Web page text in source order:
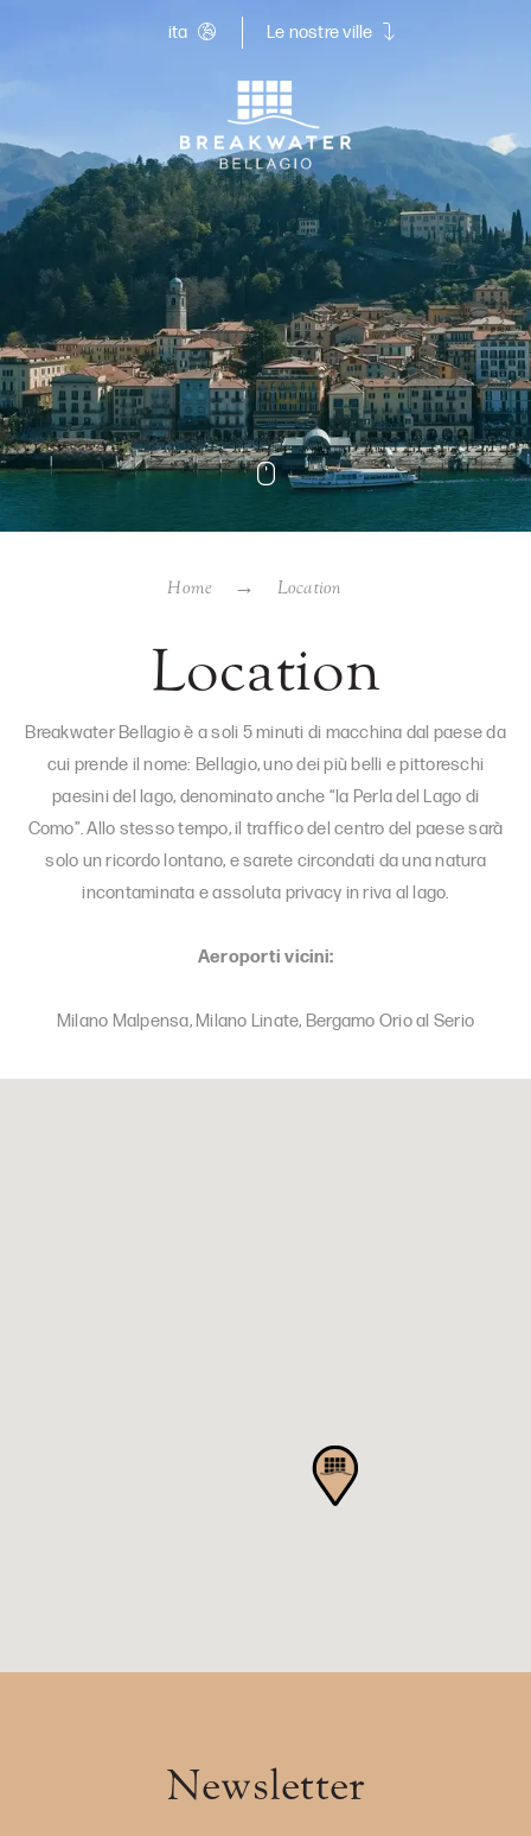
ita Le nostre ville
Home Location
Location
Breakwater Bellagio è a soli 5 minuti di macchina dal paese da
cui prende il nome: Bellagio, uno dei più belli e pittoreschi
paesini del lago, denominato anche “la Perla del Lago di
Como”. Allo stesso tempo, il traffico del centro del paese sarà
solo un ricordo lontano, e sarete circondati da una natura
incontaminata e assoluta privacy in riva al lago.
Aeroporti vicini:
Milano Malpensa, Milano Linate, Bergamo Orio al Serio
Newsletter